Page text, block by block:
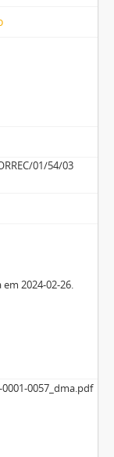
01/54/03
2024-02-26.
0001-0057_dma.pdf